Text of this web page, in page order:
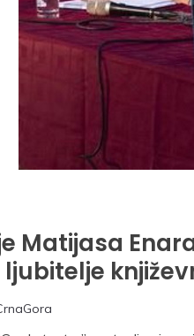
Matijasa
ljubitelje